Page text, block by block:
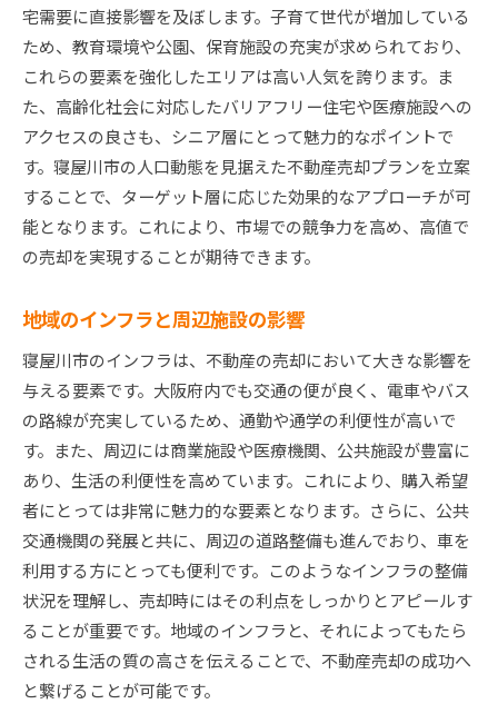
季節ごとの売却タイミングの最適化
地域の法規制と手続きの理解
地元の不動産エージェントとのネットワーク構
築
市場の変化に応じた柔軟な販売計画の策定
寝屋川市不動産売却におけるプロモーションの重要
性
オンライン広告の効果的な活用法
地域紙や雑誌での広告展開戦略
オープンハウスイベントの計画と実施
プロフェッショナルな広告素材の作成法
口コミを引き出すための顧客体験向上
専門家活用で安心寝屋川市不動産売却の流れ
信頼できる不動産業者の選び方
法律と税金の専門家を活用する方法
ホームインスペクションによる物件価値の向上
プロフェッショナルな交渉技術の重要性
不動産契約書のチェックポイント
売却プロセスの各ステップでの専門家の役割
寝屋川市における不動産市場動向と売却のポイント
宅需要に直接影響を及ぼします。子育て世代が増加している
ため、教育環境や公園、保育施設の充実が求められており、
これらの要素を強化したエリアは高い人気を誇ります。ま
た、高齢化社会に対応したバリアフリー住宅や医療施設への
アクセスの良さも、シニア層にとって魅力的なポイントで
す。寝屋川市の人口動態を見据えた不動産売却プランを立案
することで、ターゲット層に応じた効果的なアプローチが可
能となります。これにより、市場での競争力を高め、高値で
の売却を実現することが期待できます。
地域のインフラと周辺施設の影響
寝屋川市のインフラは、不動産の売却において大きな影響を
与える要素です。大阪府内でも交通の便が良く、電車やバス
の路線が充実しているため、通勤や通学の利便性が高いで
す。また、周辺には商業施設や医療機関、公共施設が豊富に
あり、生活の利便性を高めています。これにより、購入希望
者にとっては非常に魅力的な要素となります。さらに、公共
交通機関の発展と共に、周辺の道路整備も進んでおり、車を
利用する方にとっても便利です。このようなインフラの整備
状況を理解し、売却時にはその利点をしっかりとアピールす
ることが重要です。地域のインフラと、それによってもたら
される生活の質の高さを伝えることで、不動産売却の成功へ
と繋げることが可能です。